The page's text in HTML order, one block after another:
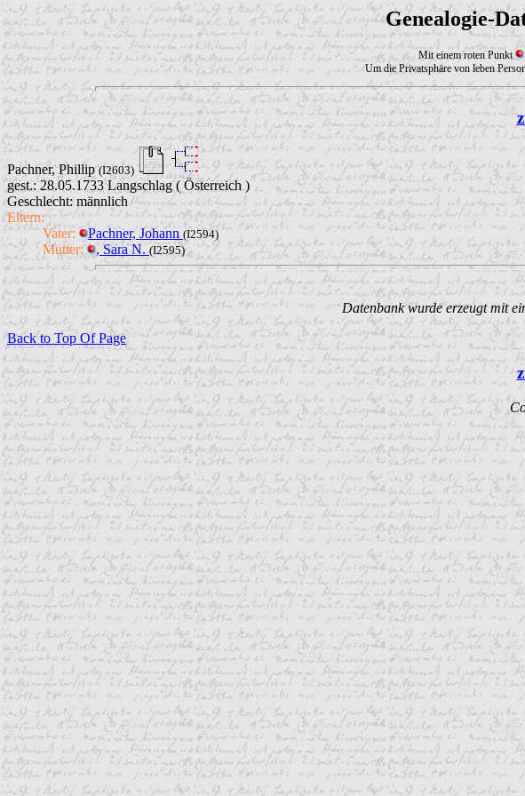
Genealogie-
Mit einem roten Punkt
Um die Privatsphäre von leben
Pachner, Phillip(I2603)
gest.: 28.05.1733 Langschlag ( Österreich )
Geschlecht: männlich
Eltern:
Vater:
Pachner, Johann (I2594)
Mutter: , Sara N.(I2595)
Datenbank wurde erzeugt mit
Back to Top Of Page